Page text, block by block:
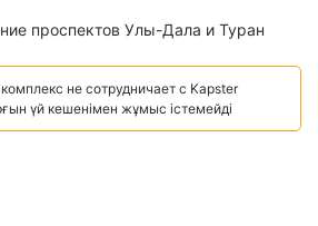
проспектов Улы-Дала и Туран
не сотрудничает с Kapster
үй кешенімен жұмыс істемейді